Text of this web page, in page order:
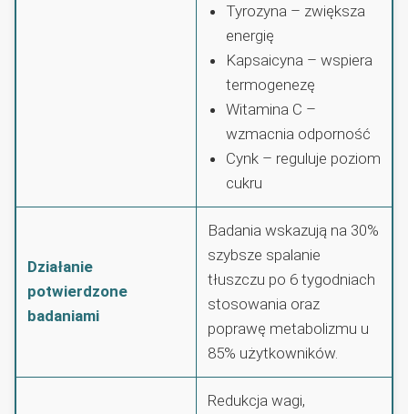
Tyrozyna – zwiększa
energię
Kapsaicyna – wspiera
termogenezę
Witamina C –
wzmacnia odporność
Cynk – reguluje poziom
cukru
Działanie
potwierdzone
badaniami
Badania wskazują na 30%
szybsze spalanie
tłuszczu po 6 tygodniach
stosowania oraz
poprawę metabolizmu u
85% użytkowników.
Redukcja wagi,